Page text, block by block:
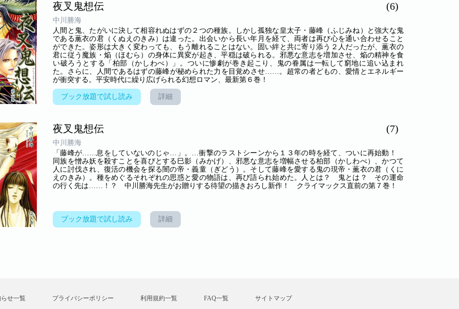
夜叉鬼想伝 (6)
中川勝海
人間と鬼、たがいに決して相容れぬはずの２つの種族。しかし孤独な皇太子・藤峰（ふじみね）と強大な鬼
である薫衣の君（くぬえのきみ）は違った。出会いから長い年月を経て、両者は再び心を通い合わせること
ができた。姿形は大きく変わっても、もう離れることはない。固い絆と共に寄り添う２人だったが、薫衣の
君に従う魔族・焔（ほむら）の身体に異変が起き、平穏は破られる。邪悪な意志を増加させ、焔の精神を食
い破ろうとする「柏部（かしわべ）」。ついに惨劇が巻き起こり、鬼の眷属は一転して窮地に追い込まれ
た。さらに、人間であるはずの藤峰が秘められた力を目覚めさせ……。超常の者どもの、愛情とエネルギー
が衝突する。平安時代に繰り広げられる幻想ロマン、最新第６巻！
ブック放題で試し読み 詳細
夜叉鬼想伝 (7)
中川勝海
「藤峰が……息をしていないのじゃ…」。…衝撃のラストシーンから１３年の時を経て、ついに再始動！
同族を憎み妖を殺すことを喜びとする巳影（みかげ）、邪悪な意志を増幅させる柏部（かしわべ）、かつて
人に討伐され、復活の機会を探る闇の帝・義童（ぎどう）。そして藤峰を愛する鬼の現帝・薫衣の君（くに
えのきみ）。種をめぐるそれぞれの思惑と愛の物語は、再び語られ始めた。人とは？ 鬼とは？ その運命
の行く先は……！？ 中川勝海先生がお贈りする待望の描きおろし新作！ クライマックス直前の第７巻！
ブック放題で試し読み 詳細
せ一覧 プライバシーポリシー 利用規約一覧 FAQ一覧 サイトマップ